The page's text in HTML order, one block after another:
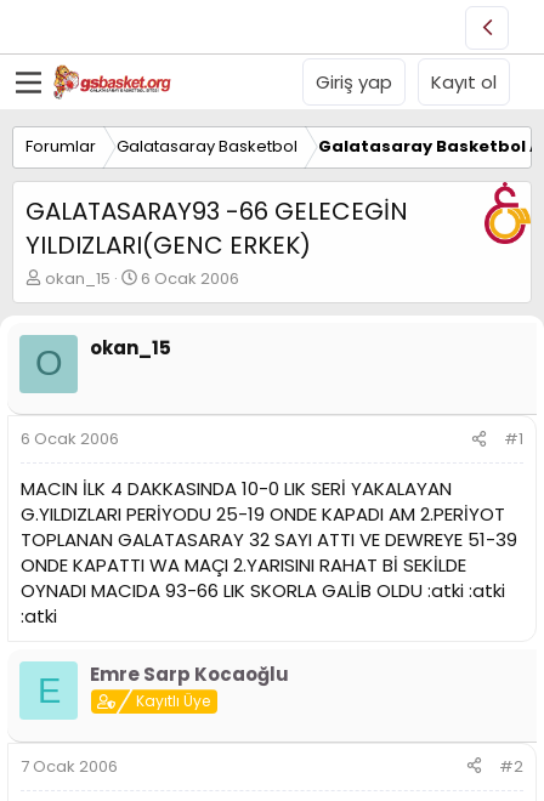
Giriş yap Kayıt ol
Forumlar Galatasaray Basketbol Galatasaray Basketbol
GALATASARAY93 -66 GELECEGİN
YILDIZLARI(GENC ERKEK)
K
o
u
B
a
ş
a
t
a
n
okan_15
B
a
a
g
a
r
i
h
i
6 Ocak 2006
O okan_15
6 Ocak 2006 #1
MACIN İLK 4 DAKKASINDA 10-0 LIK SERİ YAKALAYAN
G.YILDIZLARI PERİYODU 25-19 ONDE KAPADI AM 2.PERİYOT
TOPLANAN GALATASARAY 32 SAYI ATTI VE DEWREYE 51-39
ONDE KAPATTI WA MAÇI 2.YARISINI RAHAT Bİ SEKİLDE
OYNADI MACIDA 93-66 LIK SKORLA GALİB OLDU :atki :atki
:atki
E Emre Sarp Kocaoğlu
Kayıtlı Üye
7 Ocak 2006 #2